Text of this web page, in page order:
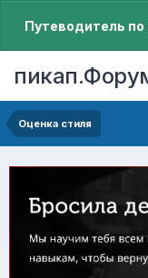
Путеводитель по
Оценка стиля